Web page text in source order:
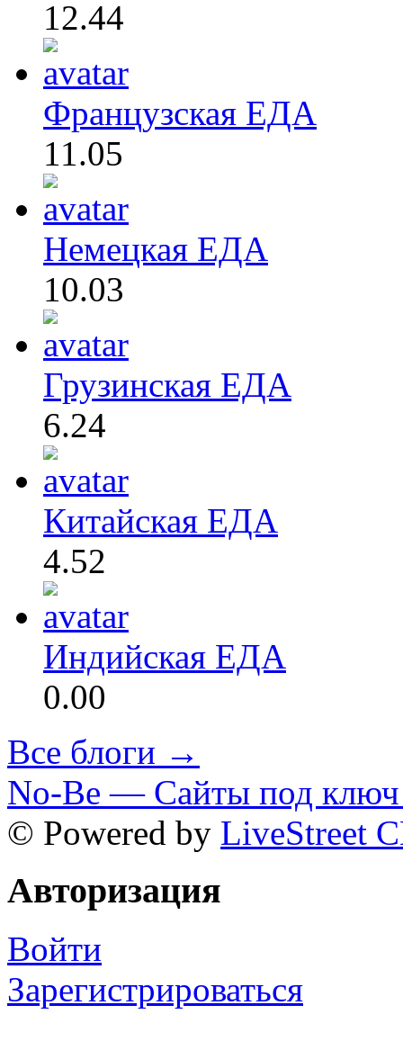
12.44
Французская ЕДА
11.05
Немецкая ЕДА
10.03
Грузинская ЕДА
6.24
Китайская ЕДА
4.52
Индийская ЕДА
0.00
Все блоги →
No-Be — Сайты под ключ
© Powered by LiveStreet
Авторизация
Войти
Зарегистрироваться